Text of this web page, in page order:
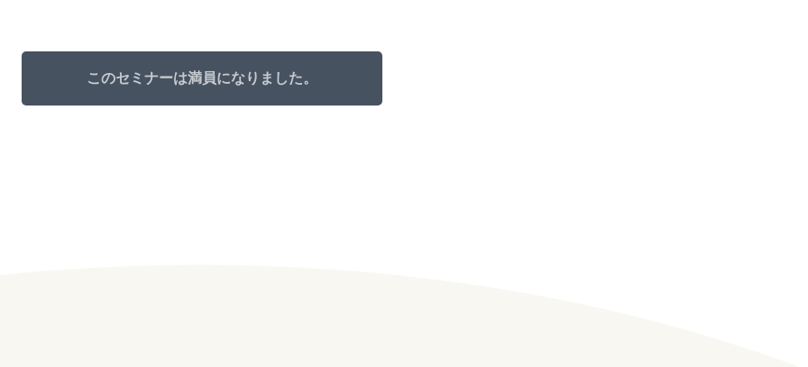
このセミナーは満員になりました。